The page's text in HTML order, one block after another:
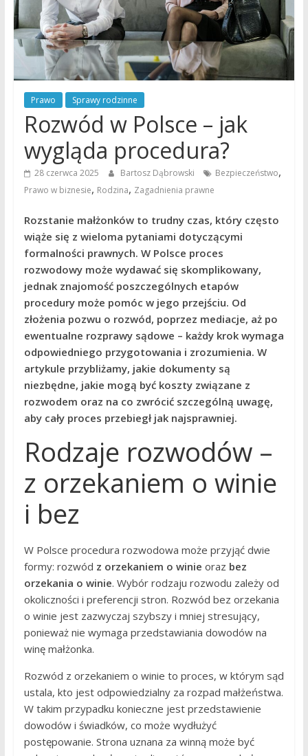
Prawo Sprawy rodzinne
Rozwód w Polsce – jak
wygląda procedura?
28 czerwca 2025 Bartosz Dąbrowski Bezpieczeństwo,
Prawo w biznesie, Rodzina, Zagadnienia prawne
Rozstanie małżonków to trudny czas, który często
wiąże się z wieloma pytaniami dotyczącymi
formalności prawnych. W Polsce proces
rozwodowy może wydawać się skomplikowany,
jednak znajomość poszczególnych etapów
procedury może pomóc w jego przejściu. Od
złożenia pozwu o rozwód, poprzez mediacje, aż po
ewentualne rozprawy sądowe – każdy krok wymaga
odpowiedniego przygotowania i zrozumienia. W
artykule przybliżamy, jakie dokumenty są
niezbędne, jakie mogą być koszty związane z
rozwodem oraz na co zwrócić szczególną uwagę,
aby cały proces przebiegł jak najsprawniej.
Rodzaje rozwodów –
z orzekaniem o winie
i bez
W Polsce procedura rozwodowa może przyjąć dwie
formy: rozwód z orzekaniem o winie oraz bez
orzekania o winie. Wybór rodzaju rozwodu zależy od
okoliczności i preferencji stron. Rozwód bez orzekania
o winie jest zazwyczaj szybszy i mniej stresujący,
ponieważ nie wymaga przedstawiania dowodów na
winę małżonka.
Rozwód z orzekaniem o winie to proces, w którym sąd
ustala, kto jest odpowiedzialny za rozpad małżeństwa.
W takim przypadku konieczne jest przedstawienie
dowodów i świadków, co może wydłużyć
postępowanie. Strona uznana za winną może być